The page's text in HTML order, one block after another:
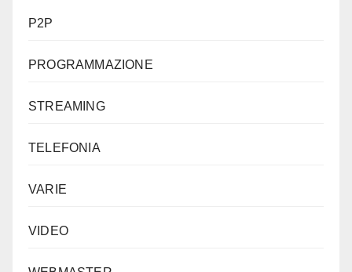
P2P
PROGRAMMAZIONE
STREAMING
TELEFONIA
VARIE
VIDEO